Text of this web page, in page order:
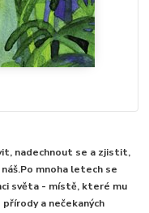
nadechnout se a zjistit,
mnoha letech se
světa - místě, které mu
a nečekaných